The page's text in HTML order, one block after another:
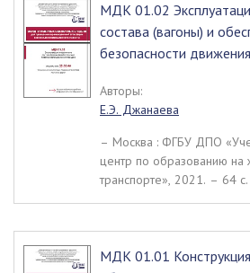
МДК 01.02
состава (вагоны) и
безопасности
Авторы:
Е.Э. Джанаева
– Москва : ФГБУ ДПО
центр по образованию
транспорте», 2021. – 64
МДК 01.01